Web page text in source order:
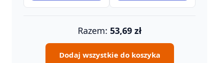
10,90 zł
34,90 zł
Razem: 53,69 zł
Dodaj wszystkie do koszyka